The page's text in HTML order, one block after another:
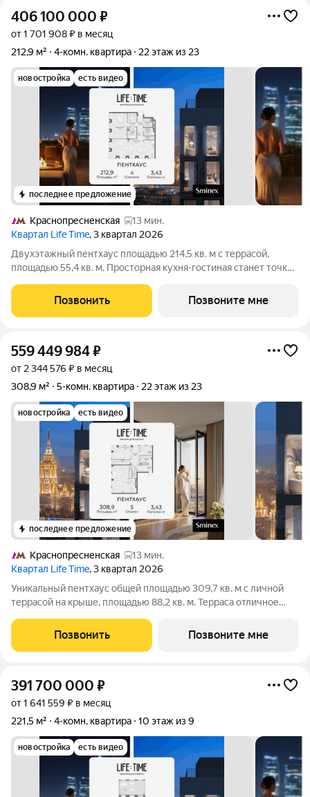
406 100 000 ₽
от 1 701 908 ₽ в месяц
212,9 м²
4-комн. квартира 22 этаж из 23
новостройка есть видео
последнее предложение
Краснопресненская
13 мин.
Квартал Life Time, 3 квартал 2026
Двухэтажный пентхаус площадью 214,5 кв. м с террасой,
площадью 55,4 кв. м. Просторная кухня-гостиная станет точкой
Сити» и парка «Красногвардейские пруды». В гостиной
предусмотрен дровяной
Позвонить Позвоните мне
559 449 984₽
от 2 344 576 ₽ в месяц
308,9 м²
5-комн. квартира 22 этаж из 23
новостройка есть видео
последнее предложение
Краснопресненская
13 мин.
Квартал Life Time, 3 квартал 2026
Уникальный пентхаус общей площадью 309,7 кв. м с личной
террасой на крыше, площадью 88,2 кв. м. Терраса отличное
кинотеатр под открытым небом и зону барбекю. Панорамные
окна и высокие 3,5-метровые
Позвонить Позвоните мне
391 700 000 ₽
от 1 641 559 ₽ в месяц
221,5 м²
4-комн. квартира 10 этаж из 9
новостройка есть видео